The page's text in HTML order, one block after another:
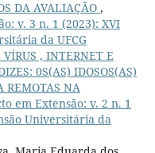
DA AVALIAÇÃO ,
v. 3 n. 1 (2023): XVI
da UFCG
VÍRUS , INTERNET E
0S(AS) IDOSOS(AS)
REMOTAS NA
em Extensão: v. 2 n. 1
Universitária da